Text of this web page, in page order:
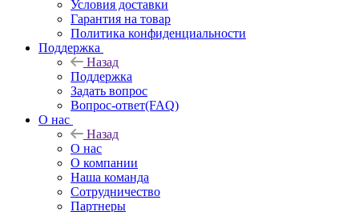
Условия доставки
Гарантия на товар
Политика конфиденциальности
Поддержка
Назад
Поддержка
Задать вопрос
Вопрос-ответ(FAQ)
О нас
Назад
О нас
О компании
Наша команда
Сотрудничество
Партнеры